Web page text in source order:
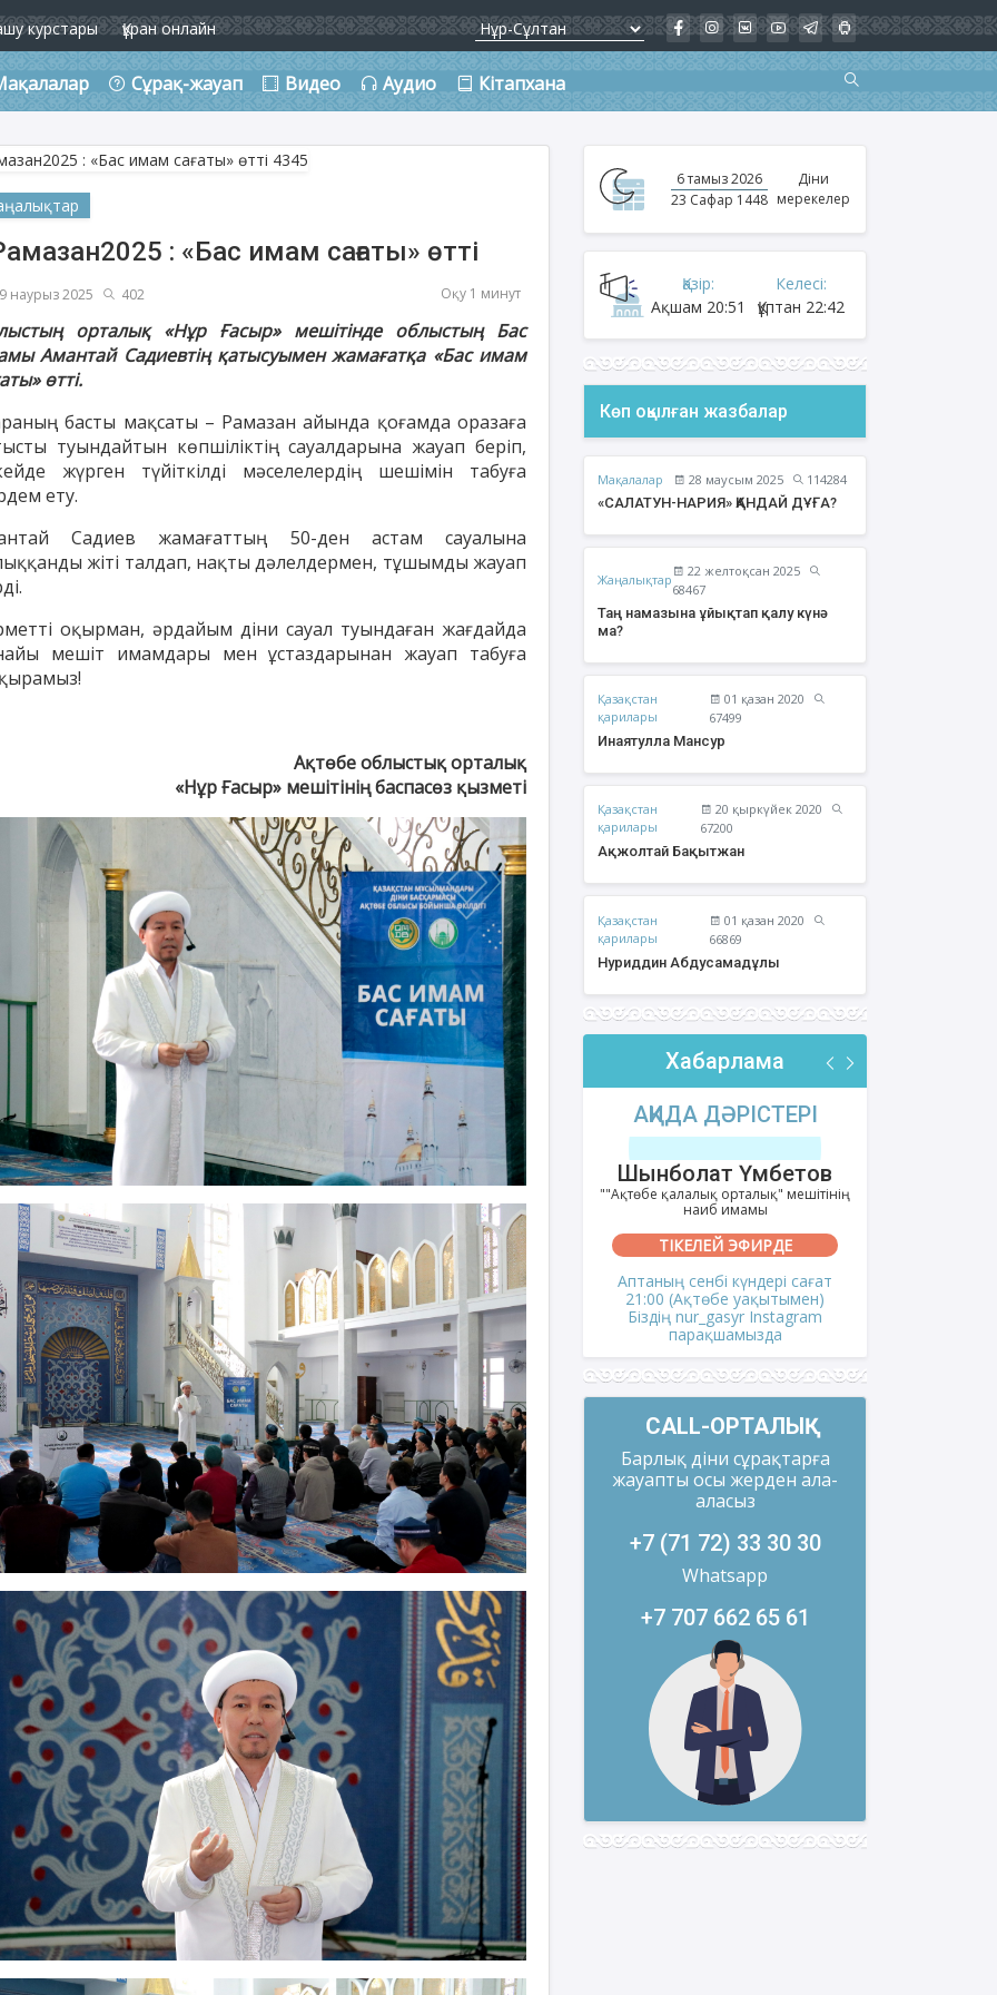
курстары Құран онлайн
Сұрақ-жауап Видео Аудио Кітапхана
Жұмабаев Данияр
Әлимұхамедұлы
Ақжолтай Бақытжан
Әбішев Қуаныш
: «Бас имам сағаты» өтті
наурыз 2025 402 Оқу 1 минут
орталық «Нұр Ғасыр» мешітінде облыстың Бас
Амантай Садиевтің қатысуымен жамағатқа «Бас имам
өтті.
басты мақсаты – Рамазан айында қоғамда оразаға
туындайтын көпшіліктің сауалдарына жауап беріп,
жүрген түйіткілді мәселелердің шешімін табуға
ету.
Садиев жамағаттың 50-ден астам сауалына
жіті талдап, нақты дәлелдермен, тұшымды жауап
оқырман, әрдайым діни сауал туындаған жағдайда
мешіт имамдары мен ұстаздарынан жауап табуға
Ақтөбе облыстық орталық
«Нұр Ғасыр» мешітінің баспасөз қызметі
6 тамыз 2026
23 Сафар 1448
Діни
мерекелер
Қазір:
Ақшам 20:51
Келесі:
Құптан 22:42
Көп оқылған жазбалар
Мақалалар 28 маусым 2025
114284
«САЛАТУН-НАРИЯ» ҚАНДАЙ ДҰҒА?
Жаңалықтар
22 желтоқсан 2025
68467
Таң намазына ұйықтап қалу күнә
ма?
Қазақстан
қарилары
01 қазан 2020
67499
Инаятулла Мансур
Қазақстан
қарилары
20 қыркүйек 2020
67200
Ақжолтай Бақытжан
Қазақстан
қарилары
01 қазан 2020
66869
Нуриддин Абдусамадұлы
Хабарлама
АҚИДА ДӘРІСТЕРІ
Шынболат Үмбетов
наиб имамы
ТІКЕЛЕЙ ЭФИРДЕ
Аптаның сенбі күндері сағат
21:00 (Ақтөбе уақытымен)
Біздің nur_gasyr Instagram
парақшамызда
ФИҚҺ ДӘРІСТЕРІ
Нұрбол Смағұлов
наиб имамы
ТІКЕЛЕЙ ЭФИРДЕ
Аптаның сәрсенбі күндері сағат
21:00 (Ақтөбе уақытымен)
Біздің nur_gasyr Instagram
парақшамызда
АҚИДА ДӘРІСТЕРІ
Шынболат Үмбетов
""Ақтөбе қалалық орталық" мешітінің
наиб имамы
ТІКЕЛЕЙ ЭФИРДЕ
Аптаның сенбі күндері сағат
21:00 (Ақтөбе уақытымен)
Біздің nur_gasyr Instagram
парақшамызда
CALL-ОРТАЛЫҚ
Барлық діни сұрақтарға
жауапты осы жерден ала-
аласыз
+7 (71 72) 33 30 30
Whatsapp
+7 707 662 65 61